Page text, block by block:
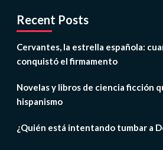
Recent Posts
Cervantes, la estrella española:
conquistó el firmamento
Novelas y libros de ciencia ficción
hispanismo
¿Quién está intentando tumbar a